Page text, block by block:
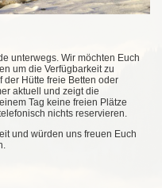
unterwegs. Wir möchten Euch
um die Verfügbarkeit zu
der Hütte freie Betten oder
aktuell und zeigt die
Tag keine freien Plätze
nichts reservieren.
und würden uns freuen Euch